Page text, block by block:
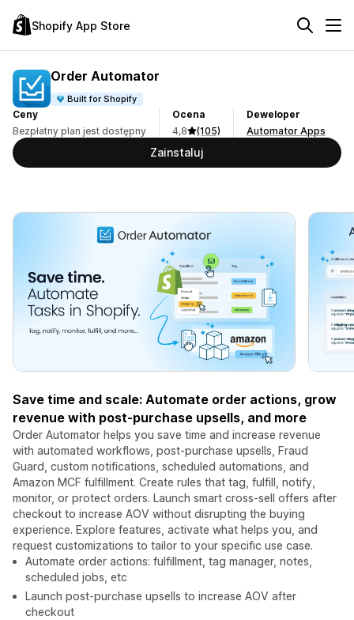
Shopify App Store
Order Automator
Built for Shopify
Ceny
Bezpłatny plan jest dostępny
Ocena
4,8
(105)
Deweloper
Automator Apps
Zainstaluj
Save time and scale: Automate order actions, grow
revenue with post-purchase upsells, and more
Order Automator helps you save time and increase revenue
with automated workflows, post-purchase upsells, Fraud
Guard, custom notifications, scheduled automations, and
Amazon MCF fulfillment. Create rules that tag, fulfill, notify,
monitor, or protect orders. Launch smart cross-sell offers after
checkout to increase AOV without disrupting the buying
experience. Explore features, activate what helps you, and
request customizations to tailor to your specific use case.
Automate order actions: fulfillment, tag manager, notes,
scheduled jobs, etc
Launch post-purchase upsells to increase AOV after
checkout